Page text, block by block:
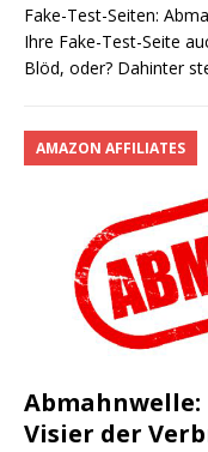
Fake-Test-Seiten:
Ihre Fake-Test-Seite
Blöd, oder? Dahinter
AMAZON AFFILIATES
Abmahnwelle:
Visier der